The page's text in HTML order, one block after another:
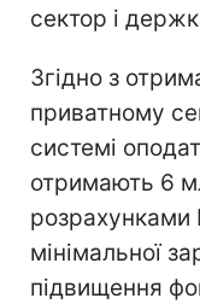
сектор і
Згідно з
приватному
системі
отримають 6
розрахунками
мінімальної
підвищення